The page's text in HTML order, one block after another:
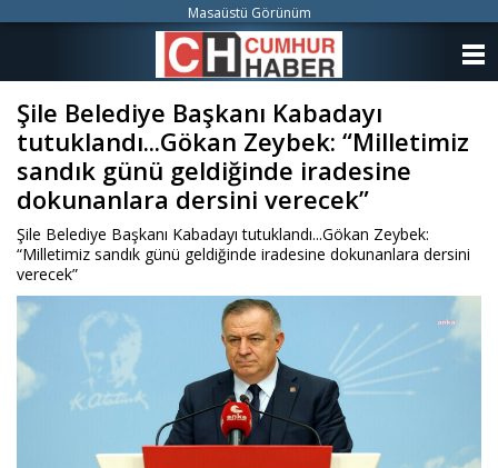
Şile Belediye Başkanı Kabadayı
tutuklandı...Gökan Zeybek: “Milletimiz
sandık günü geldiğinde iradesine
dokunanlara dersini verecek”
Şile Belediye Başkanı Kabadayı tutuklandı...Gökan Zeybek:
“Milletimiz sandık günü geldiğinde iradesine dokunanlara dersini
verecek”
Masaüstü Görünüm
KATEGORİLER
ANKETLER
KÜNYE
İLETİŞİM